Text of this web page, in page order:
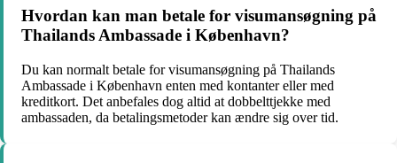
Hvordan kan man betale for visumansøgning på
Thailands Ambassade i København?
Du kan normalt betale for visumansøgning på Thailands
Ambassade i København enten med kontanter eller med
kreditkort. Det anbefales dog altid at dobbelttjekke med
ambassaden, da betalingsmetoder kan ændre sig over tid.